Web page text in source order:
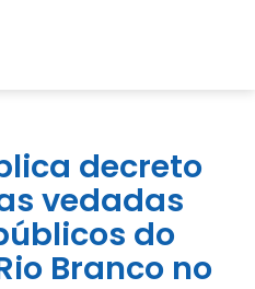
decreto
vedadas
do
Branco no